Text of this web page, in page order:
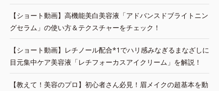
【ショート動画】高機能美白美容液「アドバンスドブライトニン
グセラム」の使い方＆テクスチャーをチェック！
【ショート動画】レチノール配合*1でハリ感みなぎるまなざしに
目元集中ケア美容液「レチフォーカスアイクリーム」を解説！
【教えて！美容のプロ】初心者さん必見！眉メイクの超基本を動